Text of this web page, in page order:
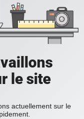
le site
actuellement sur le